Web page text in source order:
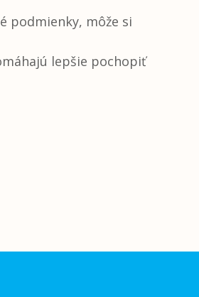
podmienky, môže si
lepšie pochopiť